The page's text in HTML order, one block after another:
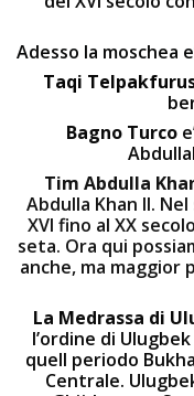
Adesso la moschea
Taqi
Bagno Turco
Tim Abdulla
Abdulla Khan II.
XVI fino al XX
seta. Ora qui
anche, ma maggior
La Medrassa di
l’ordine di
quell periodo
Centrale.